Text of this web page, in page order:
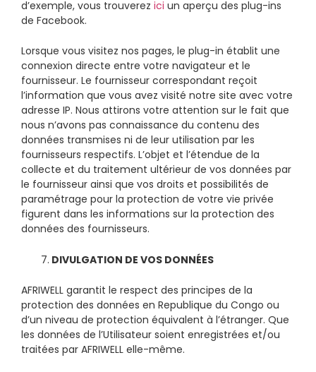
d’exemple, vous trouverez ici un aperçu des plug-ins
de Facebook.
Lorsque vous visitez nos pages, le plug-in établit une
connexion directe entre votre navigateur et le
fournisseur. Le fournisseur correspondant reçoit
l’information que vous avez visité notre site avec votre
adresse IP. Nous attirons votre attention sur le fait que
nous n’avons pas connaissance du contenu des
données transmises ni de leur utilisation par les
fournisseurs respectifs. L’objet et l’étendue de la
collecte et du traitement ultérieur de vos données par
le fournisseur ainsi que vos droits et possibilités de
paramétrage pour la protection de votre vie privée
figurent dans les informations sur la protection des
données des fournisseurs.
7. DIVULGATION DE VOS DONNÉES
AFRIWELL garantit le respect des principes de la
protection des données en Republique du Congo ou
d’un niveau de protection équivalent à l’étranger. Que
les données de l’Utilisateur soient enregistrées et/ou
traitées par AFRIWELL elle-même.